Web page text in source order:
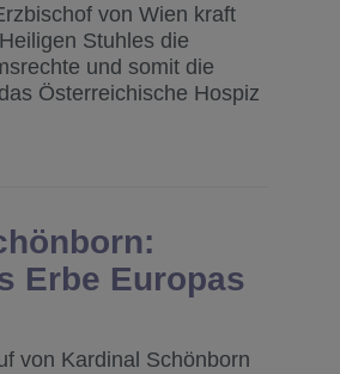
von Wien kraft
Stuhles die
und somit die
Österreichische Hospiz
Erbe Europas
von Kardinal Schönborn